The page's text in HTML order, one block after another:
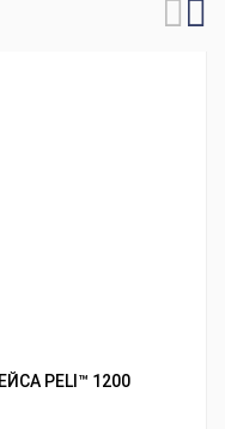
PELI™ 1200